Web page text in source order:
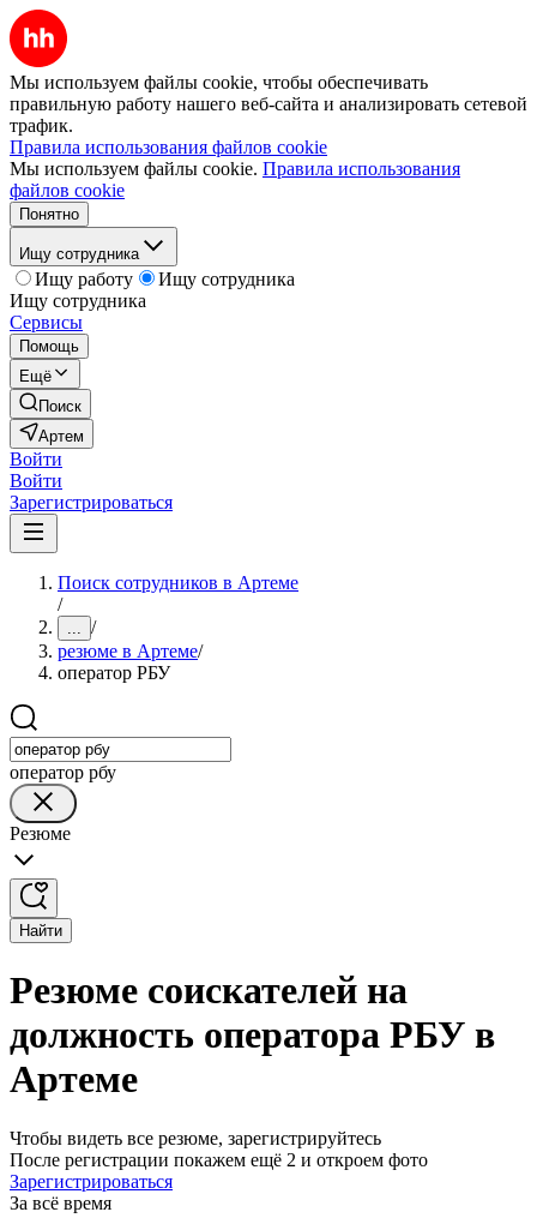
Мы используем файлы cookie, чтобы обеспечивать
правильную работу нашего веб-сайта и анализировать сетевой
трафик.
Правила использования файлов cookie
Мы используем файлы cookie. Правила использования
файлов cookie
Понятно
Ищу сотрудника
Ищу работу
Ищу сотрудника
Ищу сотрудника
Сервисы
Помощь
Ещё
Поиск
Артем
Войти
Войти
Зарегистрироваться
Поиск сотрудников в Артеме
/
... /
резюме в Артеме/
оператор РБУ
оператор рбу
Резюме
Найти
Резюме соискателей на
должность оператора РБУ в
Артеме
Чтобы видеть все резюме, зарегистрируйтесь
После регистрации покажем ещё 2 и откроем фото
Зарегистрироваться
За всё время